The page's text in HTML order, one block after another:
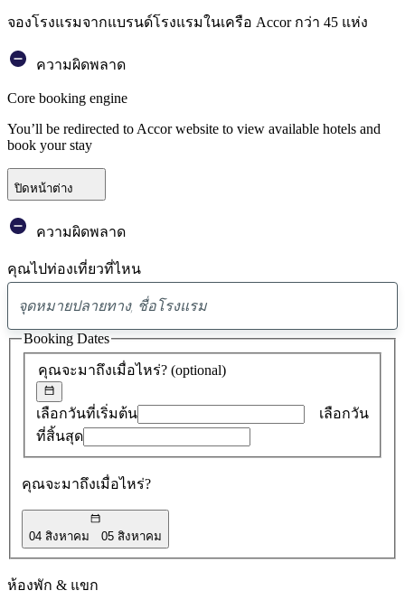
จองโรงแรมจากแบรนด์โรงแรมในเครือ Accor กว่า 45 แห่ง
ความผิดพลาด
Core booking engine
You’ll be redirected to Accor website to view available hotels and
book your stay
ปิดหน้าต่าง
ความผิดพลาด
คุณไปท่องเที่ยวที่ไหน
พบ
ข้อ
เสนอ
0
คุณจะมาถึงเมื่อไหร่? (optional)
เลือกวันที่เริ่มต้น
เลือกวัน
ที่สิ้นสุด
คุณจะมาถึงเมื่อไหร่?
04 สิงหาคม 05 สิงหาคม
Booking Dates
ห้องพัก & แขก